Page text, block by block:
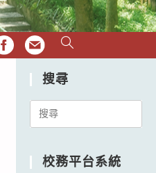
FB EMAIL
搜尋
Search
校務平台系統